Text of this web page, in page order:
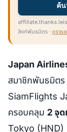
ค้น
ลิงก์พันธมิตร · ดูรายล
Japan
สมาชิกพันธมิตร
SiamFlights
ครอบคลุม 2 จุ
Tokyo (HND)